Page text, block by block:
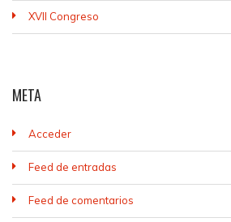
XVII Congreso
META
Acceder
Feed de entradas
Feed de comentarios